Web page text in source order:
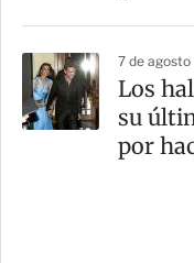
7 de agosto
Los
su
por